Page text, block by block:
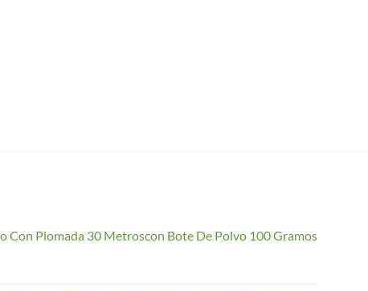
Con Plomada 30 Metroscon Bote De Polvo 100 Gramos